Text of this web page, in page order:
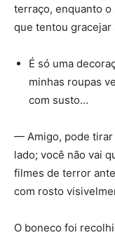
terraço, enquanto o
que tentou gracejar
É só uma
minhas roupas
com susto…
— Amigo, pode tirar
lado; você não vai
filmes de terror
com rosto
O boneco foi